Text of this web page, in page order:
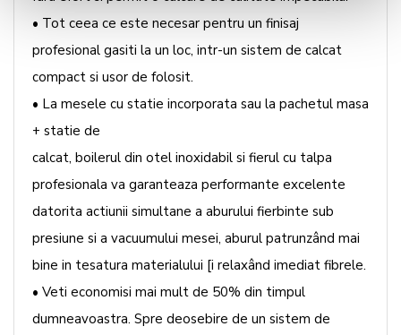
• Tot ceea ce este necesar pentru un finisaj
profesional gasiti la un loc, intr-un sistem de calcat
compact si usor de folosit.
• La mesele cu statie incorporata sau la pachetul masa
+ statie de
calcat, boilerul din otel inoxidabil si fierul cu talpa
profesionala va garanteaza performante excelente
datorita actiunii simultane a aburului fierbinte sub
presiune si a vacuumului mesei, aburul patrunzând mai
bine in tesatura materialului [i relaxând imediat fibrele.
• Veti economisi mai mult de 50% din timpul
dumneavoastra. Spre deosebire de un sistem de